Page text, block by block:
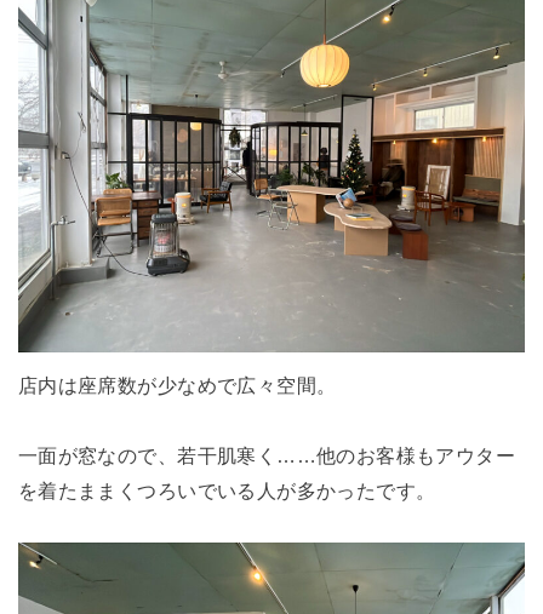
店内は座席数が少なめで広々空間。
一面が窓なので、若干肌寒く……他のお客様もアウター
を着たままくつろいでいる人が多かったです。